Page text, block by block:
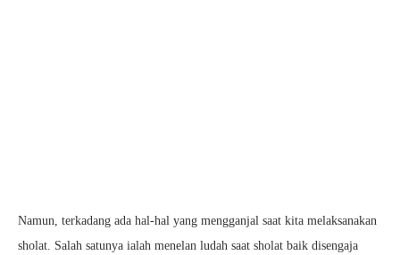
Namun, terkadang ada hal-hal yang mengganjal saat kita melaksanakan
sholat. Salah satunya ialah menelan ludah saat sholat baik disengaja